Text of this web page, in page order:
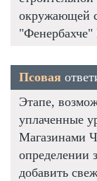
окружающей
Псовая
Этапе,
уплаченные
Магазинами
определении
добавить